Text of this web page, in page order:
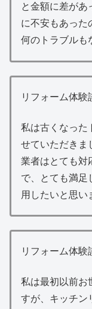
と金額に差があ
に不安もあった
何のトラブルも
リフォーム体験
私は古くなった
せていただきま
業者はとても対
で、とても満足
用したいと思い
リフォーム体験
私は最初以前お
すが、キッチン